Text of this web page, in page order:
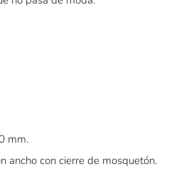
mm.
ancho con cierre de mosquetón.